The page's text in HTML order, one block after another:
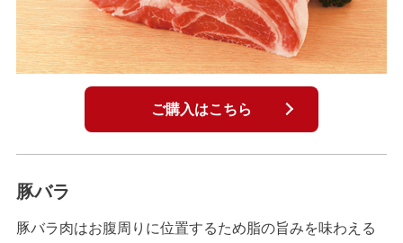
ご購入はこちら
豚バラ
豚バラ肉はお腹周りに位置するため脂の旨みを味わえる